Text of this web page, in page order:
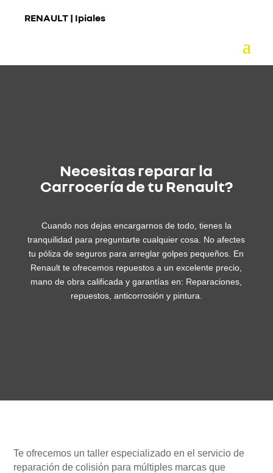
RENAULT | Ipiales
Necesitas reparar la
Carrocería de tu Renault?
Cuando nos dejas encargarnos de todo, tienes la
tranquilidad para preguntarte cualquier cosa. No afectes
tu póliza de seguros para arreglar golpes pequeños. En
Renault te ofrecemos repuestos a un excelente precio,
mano de obra calificada y garantías en: Reparaciones,
repuestos, anticorrosión y pintura.
Te ofrecemos un taller especializado en el servicio de
reparación de colisión para múltiples marcas que